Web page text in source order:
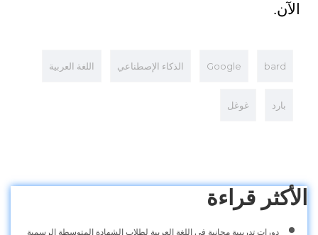
الآن.
bard
Google الذكاء الإصطناعي اللغة العربية
بارد غوغل
الأكثر قراءة
دورات تدريبية مجانية في اللغة العربية لطلاب الشهادة المتوسطة الرسمية